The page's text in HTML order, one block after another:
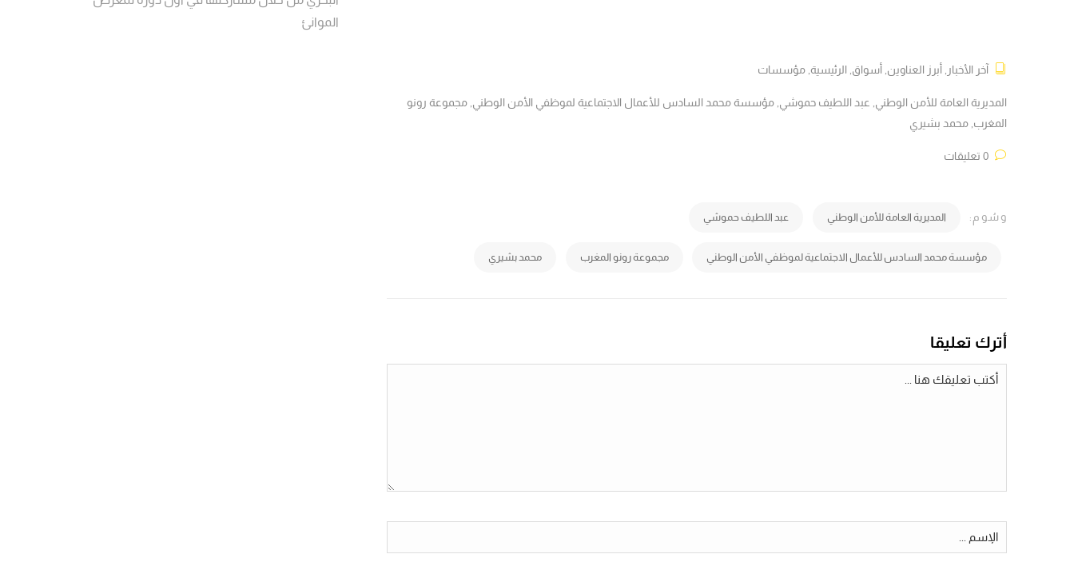
آخر الأخبار أبرز العناوين أسواق الرئيسية مؤسسات
المديرية العامة للأمن الوطني عبد اللطيف حموشي مؤسسة محمد السادس للأعمال الاجتماعية لموظفي الأمن الوطني مجموعة رونو
المغرب محمد بشيري
وسُوم: المديرية العامة للأمن الوطني عبد اللطيف حموشي
مؤسسة محمد السادس للأعمال الاجتماعية لموظفي الأمن الوطني مجموعة رونو المغرب محمد بشيري
أترك تعليقا
الموانئ